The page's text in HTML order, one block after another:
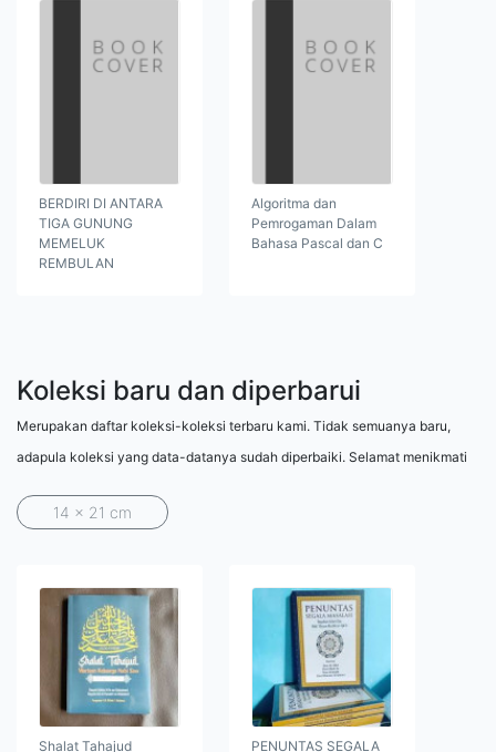
BERDIRI DI ANTARA
TIGA GUNUNG
MEMELUK
REMBULAN
Algoritma dan
Pemrogaman Dalam
Bahasa Pascal dan C
Koleksi baru dan diperbarui
Merupakan daftar koleksi-koleksi terbaru kami. Tidak semuanya baru,
adapula koleksi yang data-datanya sudah diperbaiki. Selamat menikmati
14 x 21 cm
Shalat Tahajud PENUNTAS SEGALA